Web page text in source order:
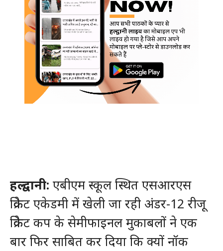
हल्द्वानी: एबीएम स्कूल स्थित एसआरएस
क्रिकेट एकेडमी में खेली जा रही अंडर-12 रीजू
क्रिकेट कप के सेमीफाइनल मुकाबलों ने एक
बार फिर साबित कर दिया कि क्यों नॉक